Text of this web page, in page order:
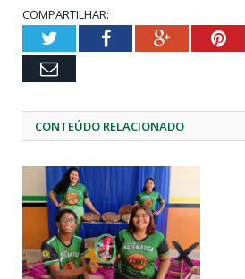
COMPARTILHAR:
TwitterFacebookGoogle+
Email
CONTEÚDO RELACIONADO